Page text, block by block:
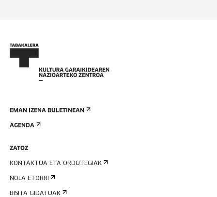
EMAN IZENA BULETINEAN
AGENDA
ZATOZ
KONTAKTUA ETA ORDUTEGIAK
NOLA ETORRI
BISITA GIDATUAK